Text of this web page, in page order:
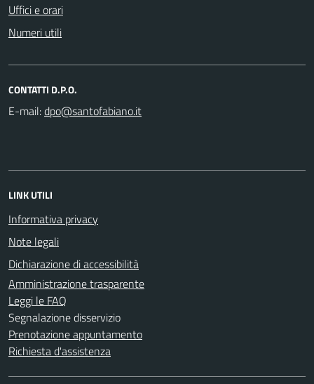
Uffici e orari
Numeri utili
CONTATTI D.P.O.
E-mail:
LINK UTILI
Informativa privacy
Note legali
Dichiarazione di accessibilità
Amministrazione trasparente
Leggi le FAQ
Segnalazione disservizio
Prenotazione appuntamento
Richiesta d'assistenza